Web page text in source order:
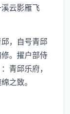
云影雁飞
，自号青邱
。擢户部侍
青邱乐府，
之致。